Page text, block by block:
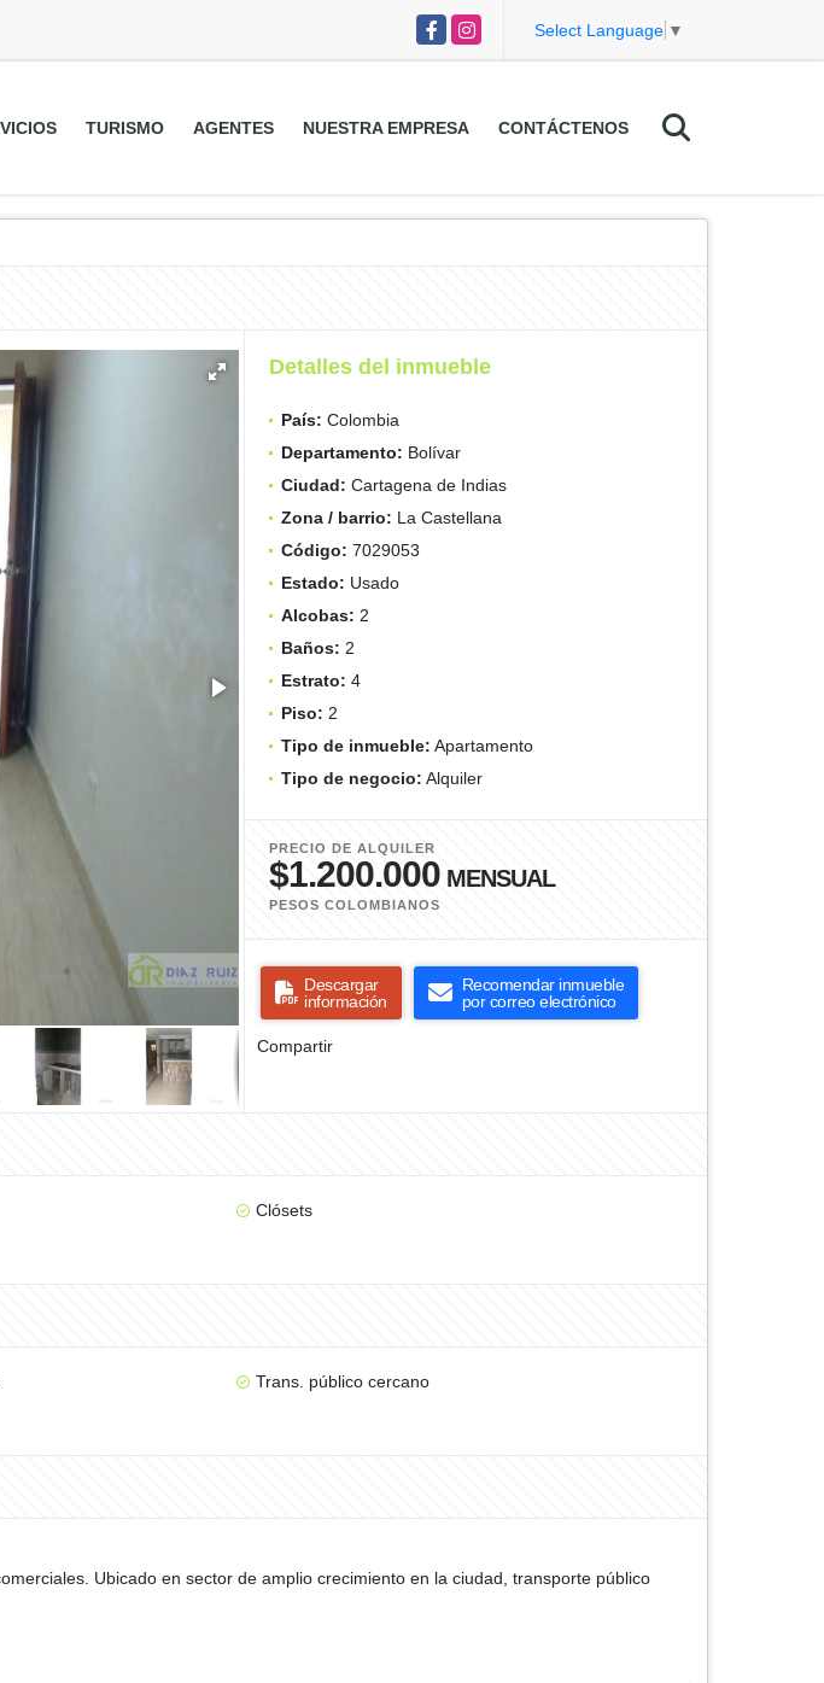
FacebookInstagram Select Language ▼
TURISMO AGENTES NUESTRA EMPRESA CONTÁCTENOS
Detalles del inmueble
País: Colombia
Departamento: Bolívar
Ciudad: Cartagena de Indias
Zona / barrio: La Castellana
Código: 7029053
Estado: Usado
Alcobas: 2
Baños: 2
Estrato: 4
Piso: 2
Tipo de inmueble: Apartamento
Tipo de negocio: Alquiler
PRECIO DE ALQUILER
$1.200.000 MENSUAL
PESOS COLOMBIANOS
Descargar
información
Recomendar inmueble
por correo electrónico
Compartir
Clósets
Trans. público cercano
Ubicado en sector de amplio crecimiento en la ciudad, transporte público